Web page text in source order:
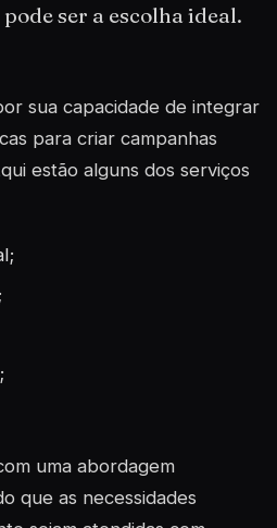
ser a escolha ideal.
sua capacidade de integrar
para criar campanhas
estão alguns dos serviços
uma abordagem
que as necessidades